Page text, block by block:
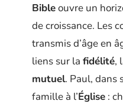
Bibleouvre un
de croissance. Les
transmis d’âge en
liens sur la fidélité,
mutuel. Paul, dans
famille à l’Église :